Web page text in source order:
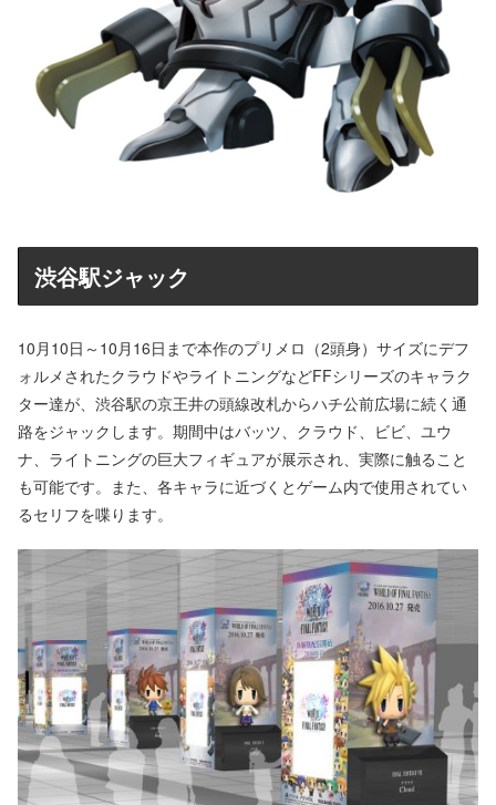
渋谷駅ジャック
10月10日～10月16日まで本作のプリメロ（2頭身）サイズにデフ
ォルメされたクラウドやライトニングなどFFシリーズのキャラク
ター達が、渋谷駅の京王井の頭線改札からハチ公前広場に続く通
路をジャックします。期間中はバッツ、クラウド、ビビ、ユウ
ナ、ライトニングの巨大フィギュアが展示され、実際に触ること
も可能です。また、各キャラに近づくとゲーム内で使用されてい
るセリフを喋ります。